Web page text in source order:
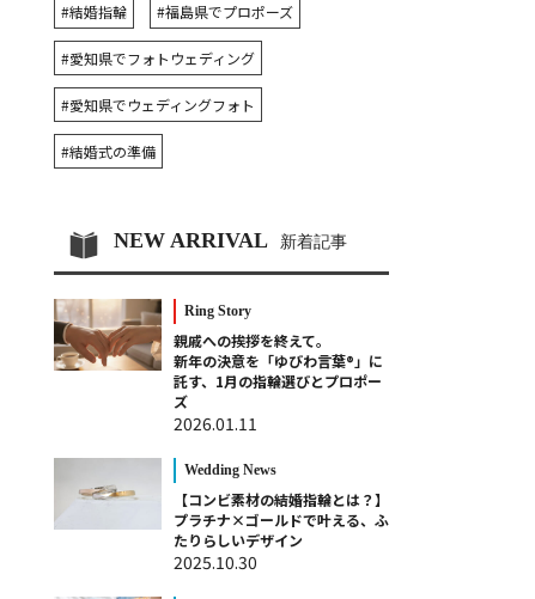
#結婚指輪 #福島県でプロポーズ
#愛知県でフォトウェディング
#愛知県でウェディングフォト
#結婚式の準備
NEW ARRIVAL 新着記事
Ring Story
親戚への挨拶を終えて。
新年の決意を「ゆびわ言葉®」に
託す、1月の指輪選びとプロポー
ズ
2026.01.11
Wedding News
【コンビ素材の結婚指輪とは？】
プラチナ×ゴールドで叶える、ふ
たりらしいデザイン
2025.10.30